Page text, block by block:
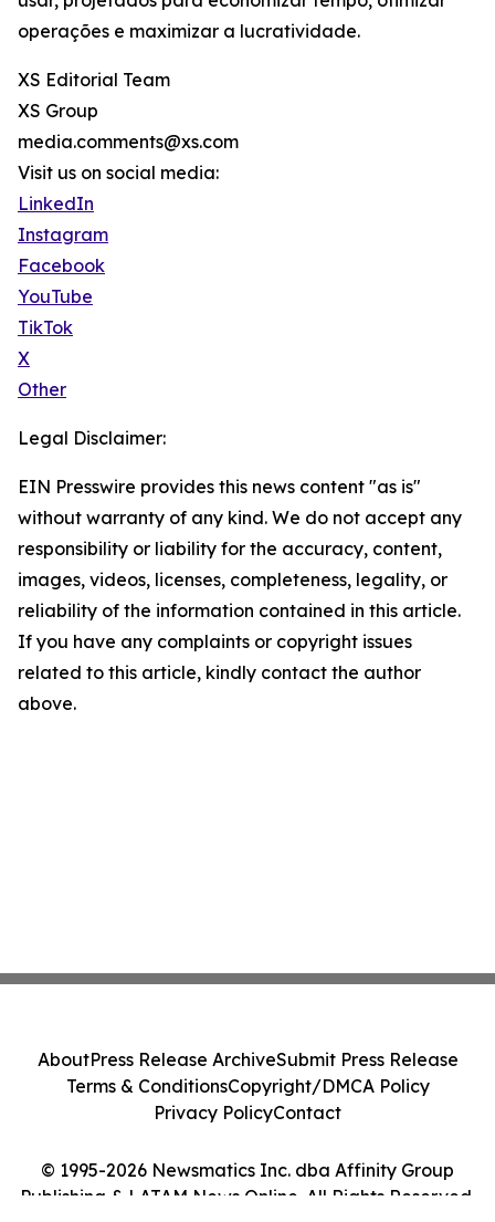
operações e maximizar a lucratividade.
XS Editorial Team
XS Group
media.comments@xs.com
Visit us on social media:
LinkedIn
Instagram
Facebook
YouTube
TikTok
X
Other
Legal Disclaimer:
EIN Presswire provides this news content "as is"
without warranty of any kind. We do not accept any
responsibility or liability for the accuracy, content,
images, videos, licenses, completeness, legality, or
reliability of the information contained in this article.
If you have any complaints or copyright issues
related to this article, kindly contact the author
above.
© 1995-2026 Newsmatics Inc. dba Affinity Group
Publishing & LATAM News Online. All Rights Reserved.
AboutPress Release ArchiveSubmit Press Release
Terms & ConditionsCopyright/DMCA Policy
Privacy PolicyContact